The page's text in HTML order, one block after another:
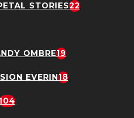
STORIES22
OMBRE19
EVERIN18